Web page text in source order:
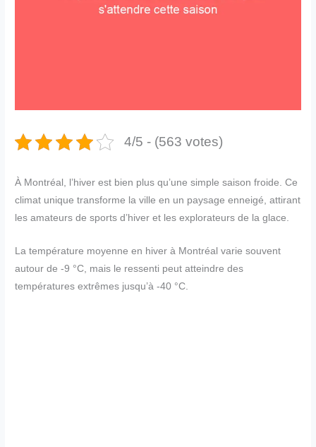
4/5 - (563 votes)
À Montréal, l’hiver est bien plus qu’une simple saison froide. Ce
climat unique transforme la ville en un paysage enneigé, attirant
les amateurs de sports d’hiver et les explorateurs de la glace.
La température moyenne en hiver à Montréal varie souvent
autour de -9 °C, mais le ressenti peut atteindre des
températures extrêmes jusqu’à -40 °C.